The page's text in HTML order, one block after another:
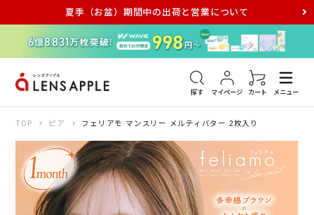
夏季（お盆）期間中の出荷と営業について
探す マイページ カート メニュー
アキュビュー メダリスト メガネ
TOP ピア フェリアモ マンスリー メルティバター 2枚入り